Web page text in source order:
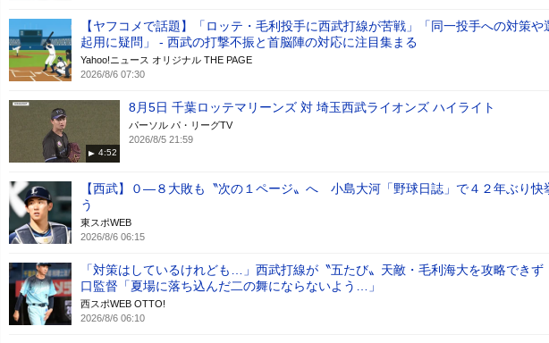
【ヤフコメで話題】「ロッテ・毛利投手に西武打線が苦戦」「同一投手への対策や
起用に疑問」 - 西武の打撃不振と首脳陣の対応に注目集まる
Yahoo!ニュース オリジナル THE PAGE
2026/8/6 07:30
4:52
8月5日 千葉ロッテマリーンズ 対 埼玉西武ライオンズ ハイライト
パーソル パ・リーグTV
2026/8/5 21:59
【西武】０―８大敗も〝次の１ページ〟へ 小島大河「野球日誌」で４２年ぶり快
う
東スポWEB
2026/8/6 06:15
「対策はしているけれども…」西武打線が〝五たび〟天敵・毛利海大を攻略でき
口監督「夏場に落ち込んだ二の舞にならないよう…」
西スポWEB OTTO!
2026/8/6 06:10